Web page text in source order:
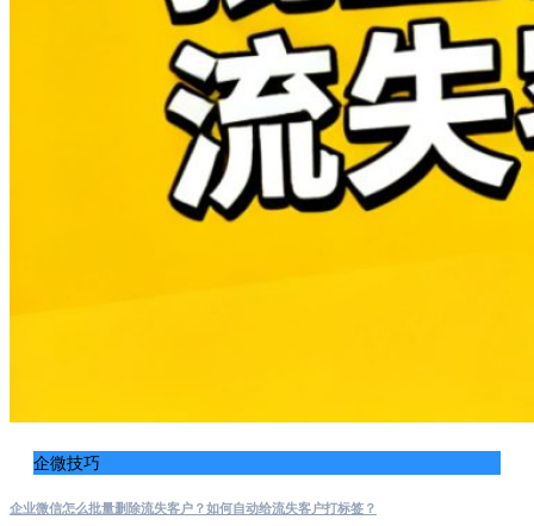
企微技巧
企业微信怎么批量删除流失客户？如何自动给流失客户打标签？